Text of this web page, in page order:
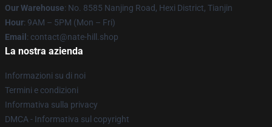
Our Warehouse: No. 8585 Nanjing Road, Hexi District, Tianjin
Hour: 9AM – 5PM (Mon – Fri)
Email : contact@nate-hill.shop
La nostra azienda
Informazioni su di noi
Termini e condizioni
Informativa sulla privacy
DMCA - Informativa sul copyright